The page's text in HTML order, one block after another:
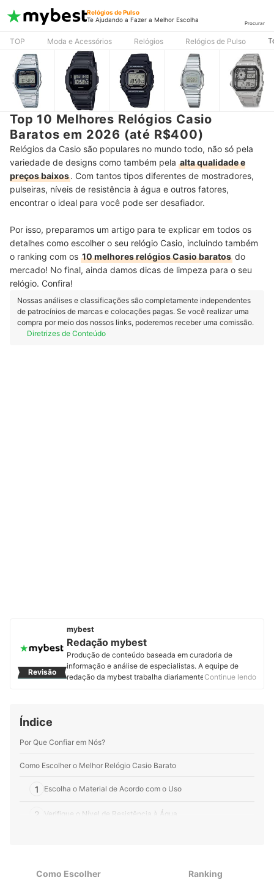
Relógios de Pulso
Te Ajudando a Fazer a Melhor Escolha
Procurar
TOP Moda e Acessórios Relógios Relógios de Pulso
Top 10 Melhores Relógios Casio
Baratos em 2026 (até R$400)
Relógios da Casio são populares no mundo todo, não só pela
variedade de designs como também pela alta qualidade e
preços baixos. Com tantos tipos diferentes de mostradores,
pulseiras, níveis de resistência à água e outros fatores,
encontrar o ideal para você pode ser desafiador.
Por isso, preparamos um artigo para te explicar em todos os
detalhes como escolher o seu relógio Casio, incluindo também
o ranking com os 10 melhores relógios Casio baratos do
mercado! No final, ainda damos dicas de limpeza para o seu
relógio. Confira!
Nossas análises e classificações são completamente independentes
de patrocínios de marcas e colocações pagas. Se você realizar uma
compra por meio dos nossos links, poderemos receber uma comissão.
Diretrizes de Conteúdo
Revisão
mybest
Redação mybest
Produção de conteúdo baseada em curadoria de
informação e análise de especialistas. A equipe de
redação da mybest trabalha diariamente para fornecer
Continue lendo
Índice
Por Que Confiar em Nós?
Como Escolher o Melhor Relógio Casio Barato
1 Escolha o Material de Acordo com o Uso
2 Verifique o Nível de Resistência à Água
Como Escolher Ranking